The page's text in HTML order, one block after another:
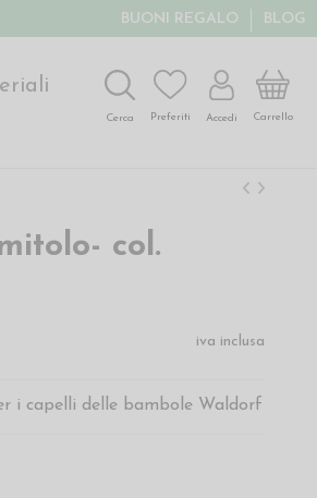
BUONI REGALO BLOG
Cerca Preferiti Accedi Carrello
col.
iva inclusa
i capelli delle bambole Waldorf